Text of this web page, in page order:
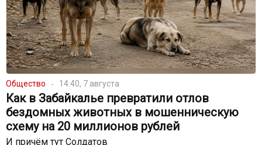
Общество 14:40, 7 августа
Как в Забайкалье превратили отлов
бездомных животных в мошенническую
схему на 20 миллионов рублей
И причём тут Солдатов